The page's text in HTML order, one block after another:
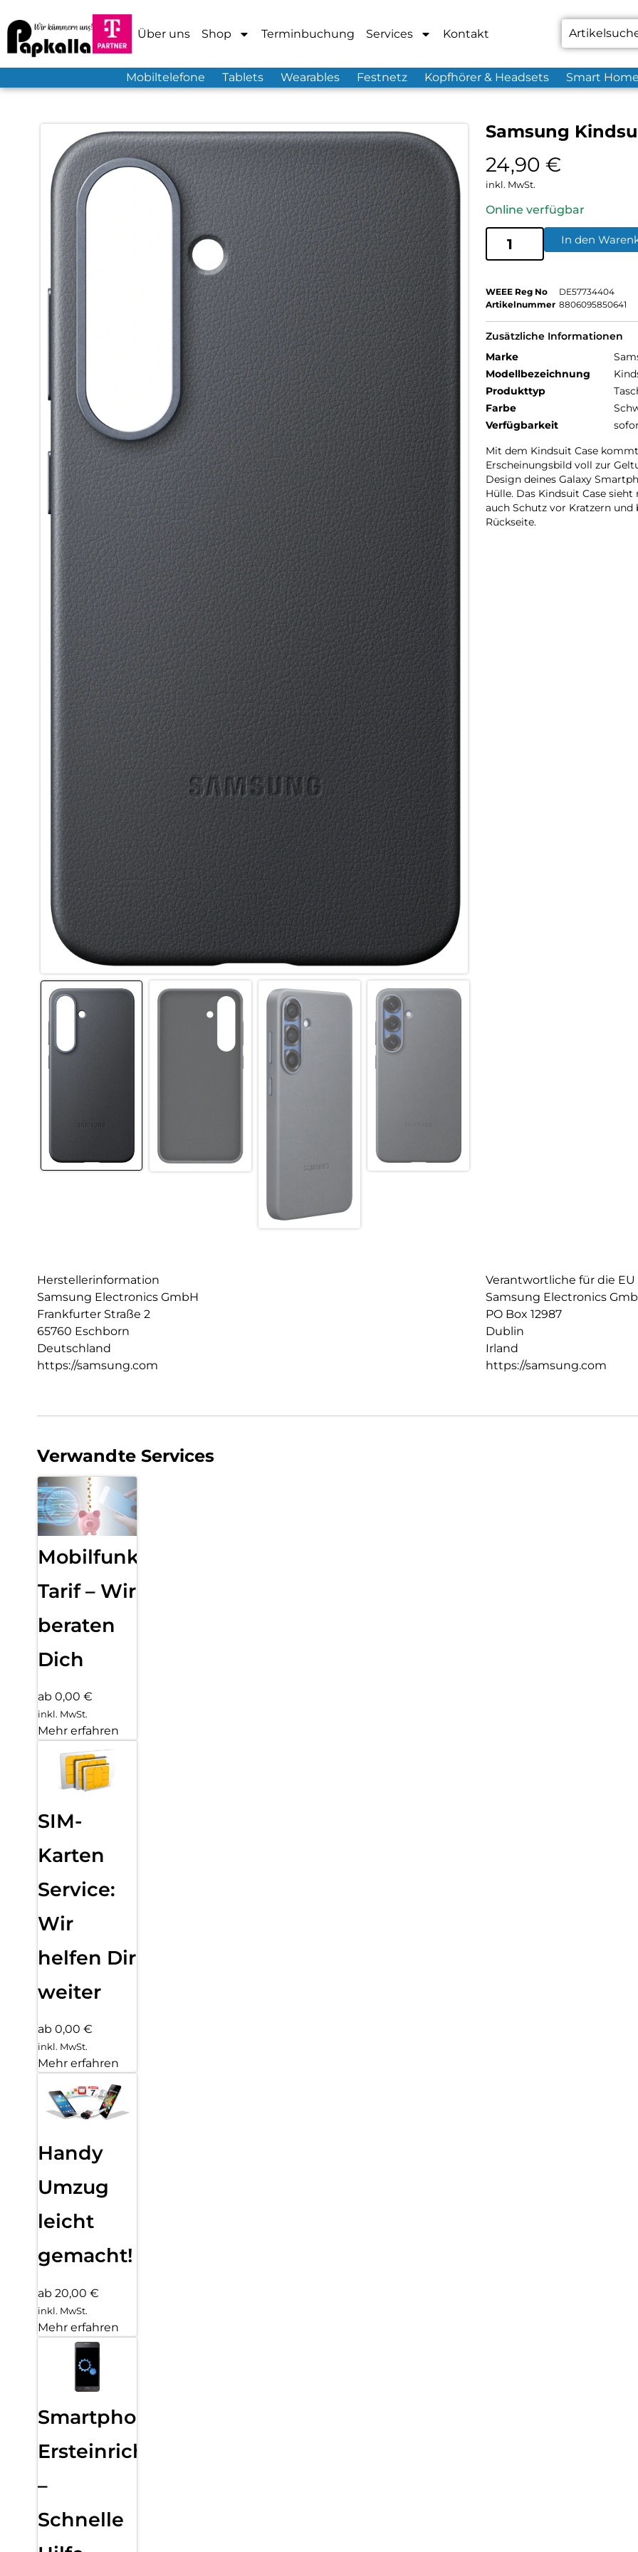
Über uns Shop Terminbuchung Services Kontakt
Mobiltelefone Tablets Wearables Festnetz Kopfhörer & Headsets Smart
Samsung
24,90 €
inkl. MwSt.
Online verfügbar
In den
WEEE Reg No
DE57734404
Artikelnummer 8806095850641
Zusätzliche Informationen
Marke
Modellbezeichnung
Produkttyp
Farbe
Verfügbarkeit
Mit dem Kindsuit Case
Erscheinungsbild voll zur
Design deines Galaxy
Hülle. Das Kindsuit Case
auch Schutz vor Kratzern und
Rückseite.
Herstellerinformation
Samsung Electronics GmbH
Frankfurter Straße 2
65760 Eschborn
Deutschland
https://samsung.com
Verantwortliche für die EU
Samsung Electronics
PO Box 12987
Dublin
Irland
https://samsung.com
Verwandte Services
Mobilfunk
Tarif – Wir
beraten
Dich
ab 0,00 €
inkl. MwSt.
Mehr erfahren
SIM-
Karten
Service:
Wir
helfen Dir
weiter
ab 0,00 €
inkl. MwSt.
Mehr erfahren
Handy
Umzug
leicht
gemacht!
ab 20,00 €
inkl. MwSt.
Mehr erfahren
Smartphone
Ersteinrichtung
–
Schnelle